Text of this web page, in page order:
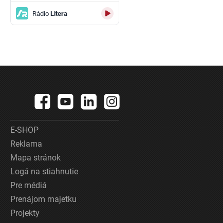
RádioLitera
E-SHOP
Reklama
Mapa stránok
Logá na stiahnutie
Pre médiá
Prenájom majetku
Projekty